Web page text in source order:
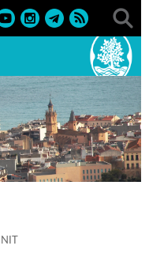
Balls 2009